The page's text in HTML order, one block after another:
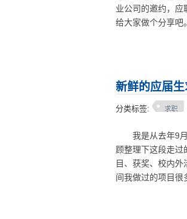
业公司的邀约，应
给大家做个分享吧。
新鲜的应届
分类标签: 求职
我是从去年9月
顾整理下这段走
目、获奖、校内
间我做过的项目很